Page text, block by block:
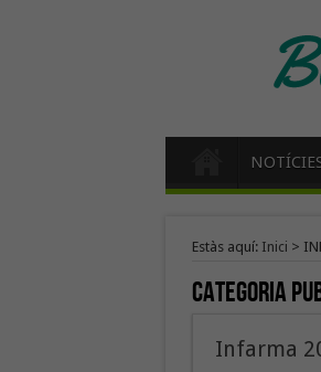
Estàs aquí: Inici >
Categoria
Infarma